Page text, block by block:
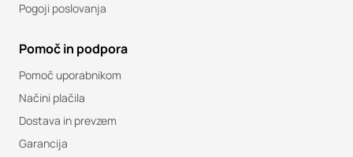
Pogoji poslovanja
Pomoč in podpora
Pomoč uporabnikom
Načini plačila
Dostava in prevzem
Garancija